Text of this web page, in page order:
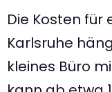
Die Kosten für
Karlsruhe
kleines Büro